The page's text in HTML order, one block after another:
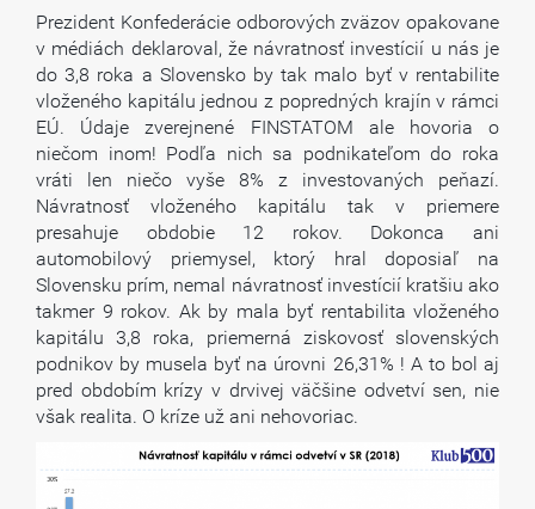
Prezident Konfederácie odborových zväzov opakovane
v médiách deklaroval, že návratnosť investícií u nás je
do 3,8 roka a Slovensko by tak malo byť v rentabilite
vloženého kapitálu jednou z popredných krajín v rámci
EÚ. Údaje zverejnené FINSTATOM ale hovoria o
niečom inom! Podľa nich sa podnikateľom do roka
vráti len niečo vyše 8% z investovaných peňazí.
Návratnosť vloženého kapitálu tak v priemere
presahuje obdobie 12 rokov. Dokonca ani
automobilový priemysel, ktorý hral doposiaľ na
Slovensku prím, nemal návratnosť investícií kratšiu ako
takmer 9 rokov. Ak by mala byť rentabilita vloženého
kapitálu 3,8 roka, priemerná ziskovosť slovenských
podnikov by musela byť na úrovni 26,31% ! A to bol aj
pred obdobím krízy v drvivej väčšine odvetví sen, nie
však realita. O kríze už ani nehovoriac.